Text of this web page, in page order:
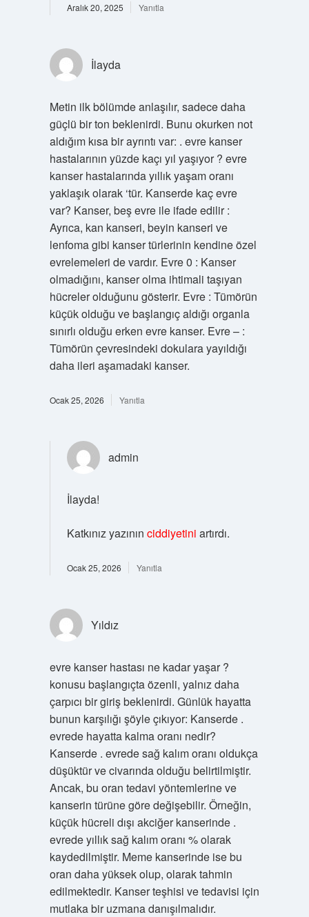
Aralık 20, 2025 Yanıtla
İlayda
Metin ilk bölümde anlaşılır, sadece daha
güçlü bir ton beklenirdi. Bunu okurken not
aldığım kısa bir ayrıntı var: . evre kanser
hastalarının yüzde kaçı yıl yaşıyor ? evre
kanser hastalarında yıllık yaşam oranı
yaklaşık olarak ‘tür. Kanserde kaç evre
var? Kanser, beş evre ile ifade edilir :
Ayrıca, kan kanseri, beyin kanseri ve
lenfoma gibi kanser türlerinin kendine özel
evrelemeleri de vardır. Evre 0 : Kanser
olmadığını, kanser olma ihtimali taşıyan
hücreler olduğunu gösterir. Evre : Tümörün
küçük olduğu ve başlangıç aldığı organla
sınırlı olduğu erken evre kanser. Evre – :
Tümörün çevresindeki dokulara yayıldığı
daha ileri aşamadaki kanser.
Ocak 25, 2026 Yanıtla
admin
İlayda!
Katkınız yazının ciddiyetini artırdı.
Ocak 25, 2026 Yanıtla
Yıldız
evre kanser hastası ne kadar yaşar ?
konusu başlangıçta özenli, yalnız daha
çarpıcı bir giriş beklenirdi. Günlük hayatta
bunun karşılığı şöyle çıkıyor: Kanserde .
evrede hayatta kalma oranı nedir?
Kanserde . evrede sağ kalım oranı oldukça
düşüktür ve civarında olduğu belirtilmiştir.
Ancak, bu oran tedavi yöntemlerine ve
kanserin türüne göre değişebilir. Örneğin,
küçük hücreli dışı akciğer kanserinde .
evrede yıllık sağ kalım oranı % olarak
kaydedilmiştir. Meme kanserinde ise bu
oran daha yüksek olup, olarak tahmin
edilmektedir. Kanser teşhisi ve tedavisi için
mutlaka bir uzmana danışılmalıdır.